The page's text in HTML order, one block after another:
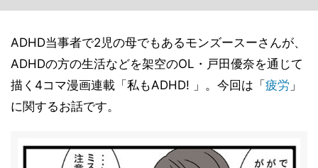
ADHD当事者で2児の母でもあるモンズースーさんが、
ADHDの方の生活などを架空のOL・戸田優奈を通じて
描く4コマ漫画連載「私もADHD! 」。今回は「 疲労 」
に関するお話です。